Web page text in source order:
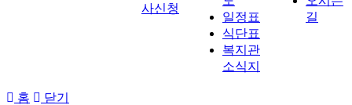
사신청
일정표
식단표
복지관
소식지
길
홈
닫기